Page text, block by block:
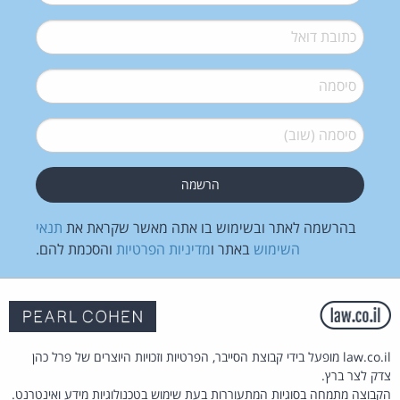
דואל*
סיסמה*
סיסמה (שוב)*
בהרשמה לאתר ובשימוש בו אתה מאשר שקראת את תנאי
השימוש באתר ומדיניות הפרטיות והסכמת להם.
law.co.il מופעל בידי קבוצת הסייבר, הפרטיות וזכויות היוצרים של פרל כהן
צדק לצר ברץ.
הקבוצה מתמחה בסוגיות המתעוררות בעת שימוש בטכנולוגיות מידע ואינטרנט.